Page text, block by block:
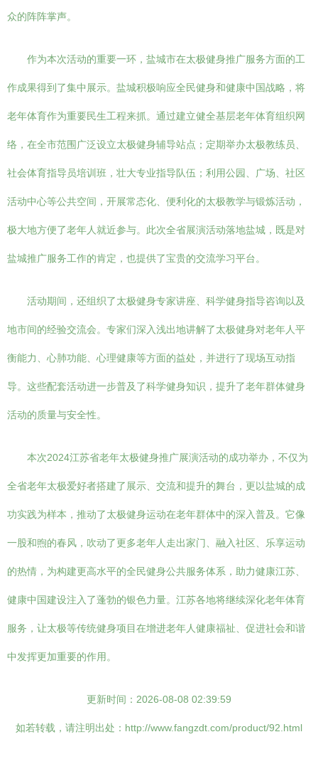
众的阵阵掌声。
作为本次活动的重要一环，盐城市在太极健身推广服务方面的工
作成果得到了集中展示。盐城积极响应全民健身和健康中国战略，将
老年体育作为重要民生工程来抓。通过建立健全基层老年体育组织网
络，在全市范围广泛设立太极健身辅导站点；定期举办太极教练员、
社会体育指导员培训班，壮大专业指导队伍；利用公园、广场、社区
活动中心等公共空间，开展常态化、便利化的太极教学与锻炼活动，
极大地方便了老年人就近参与。此次全省展演活动落地盐城，既是对
盐城推广服务工作的肯定，也提供了宝贵的交流学习平台。
活动期间，还组织了太极健身专家讲座、科学健身指导咨询以及
地市间的经验交流会。专家们深入浅出地讲解了太极健身对老年人平
衡能力、心肺功能、心理健康等方面的益处，并进行了现场互动指
导。这些配套活动进一步普及了科学健身知识，提升了老年群体健身
活动的质量与安全性。
本次2024江苏省老年太极健身推广展演活动的成功举办，不仅为
全省老年太极爱好者搭建了展示、交流和提升的舞台，更以盐城的成
功实践为样本，推动了太极健身运动在老年群体中的深入普及。它像
一股和煦的春风，吹动了更多老年人走出家门、融入社区、乐享运动
的热情，为构建更高水平的全民健身公共服务体系，助力健康江苏、
健康中国建设注入了蓬勃的银色力量。江苏各地将继续深化老年体育
服务，让太极等传统健身项目在增进老年人健康福祉、促进社会和谐
中发挥更加重要的作用。
更新时间：2026-08-08 02:39:59
如若转载，请注明出处：http://www.fangzdt.com/product/92.html